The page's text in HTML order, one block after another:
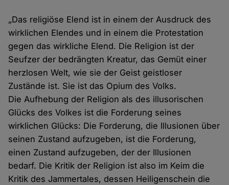
„Das religiöse Elend ist in einem der Ausdruck des
wirklichen Elendes und in einem die Protestation
gegen das wirkliche Elend. Die Religion ist der
Seufzer der bedrängten Kreatur, das Gemüt einer
herzlosen Welt, wie sie der Geist geistloser
Zustände ist. Sie ist das Opium des Volks.
Die Aufhebung der Religion als des illusorischen
Glücks des Volkes ist die Forderung seines
wirklichen Glücks: Die Forderung, die Illusionen über
seinen Zustand aufzugeben, ist die Forderung,
einen Zustand aufzugeben, der der Illusionen
bedarf. Die Kritik der Religion ist also im Keim die
Kritik des Jammertales, dessen Heiligenschein die